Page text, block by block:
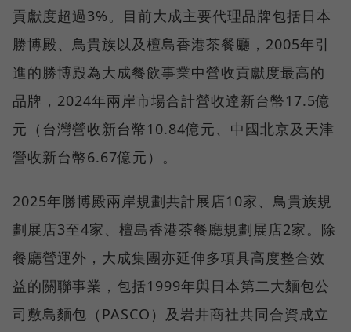
貢獻度超過3%。目前大成主要代理品牌包括日本
勝博殿、鳥貴族以及檀島香港茶餐廳，2005年引
進的勝博殿為大成餐飲事業中營收貢獻度最高的
品牌，2024年兩岸市場合計營收達新台幣17.5億
元（台灣營收新台幣10.84億元、中國北京及天津
營收新台幣6.67億元）。
2025年勝博殿兩岸規劃共計展店10家、鳥貴族規
劃展店3至4家、檀島香港茶餐廳規劃展店2家。除
餐廳營運外，大成集團亦延伸多項具高度整合效
益的關聯事業，包括1999年與日本第二大麵包公
司敷島麵包（PASCO）及岩井商社共同合資成立